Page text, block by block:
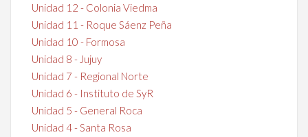
Unidad 12 - Colonia Viedma
Unidad 11 - Roque Sáenz Peña
Unidad 10 - Formosa
Unidad 8 - Jujuy
Unidad 7 - Regional Norte
Unidad 6 - Instituto de SyR
Unidad 5 - General Roca
Unidad 4 - Santa Rosa